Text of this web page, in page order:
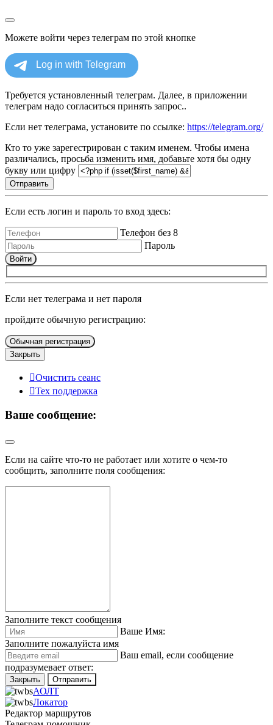
Можете войти через телеграм по этой кнопке
Требуется установленный телеграм. Далее, в приложении
телеграм надо согласиться принять запрос..
Если нет телеграма, установите по ссылке: https://telegram.org/
Кто то уже зарегестрирован с таким именем. Чтобы имена
различались, просьба изменить имя, добавьте хотя бы одну
букву или цифру
Отправить
Если есть логин и пароль то вход здесь:
Телефон без 8
Пароль
Войти
Если нет телеграма и нет пароля
пройдите обычную регистрацию:
Обычная регистрация
Закрыть
Очистить сеанс
Тех поддержка
Ваше сообщение:
Если на сайте что-то не работает или хотите о чем-то
сообщить, заполните поля сообщения:
Заполните текст сообщения
Ваше Имя:
Заполните пожалуйста имя
Ваш еmail, если сообщение
подразумевает ответ:
Закрыть Отправить
АОЛТ
Локатор
Редактор маршрутов